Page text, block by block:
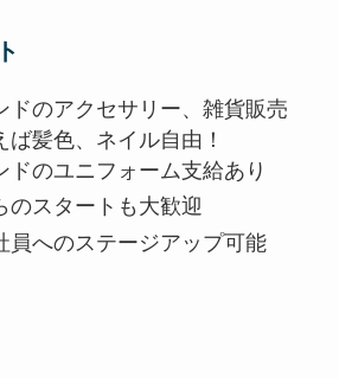
ドのアクセサリー、雑貨販売
ば髪色、ネイル自由！
ドのユニフォーム支給あり
のスタートも大歓迎
員へのステージアップ可能